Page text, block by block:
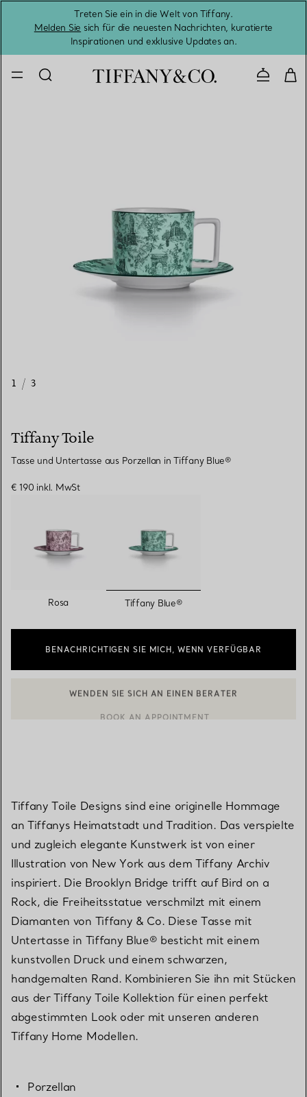
Treten Sie ein in die Welt von Tiffany.
Melden Sie sich für die neuesten Nachrichten, kuratierte
Inspirationen und exklusive Updates an.
1 / 3
Tiffany Toile
Tasse und Untertasse aus Porzellan in Tiffany Blue®
€ 190 inkl. MwSt
Rosa ausgewählt
Tiffany Blue®
BENACHRICHTIGEN SIE MICH, WENN VERFÜGBAR
Tiffany Toile Designs sind eine originelle Hommage
an Tiffanys Heimatstadt und Tradition. Das verspielte
und zugleich elegante Kunstwerk ist von einer
Illustration von New York aus dem Tiffany Archiv
inspiriert. Die Brooklyn Bridge trifft auf Bird on a
Rock, die Freiheitsstatue verschmilzt mit einem
Diamanten von Tiffany & Co. Diese Tasse mit
Untertasse in Tiffany Blue® besticht mit einem
kunstvollen Druck und einem schwarzen,
handgemalten Rand. Kombinieren Sie ihn mit Stücken
aus der Tiffany Toile Kollektion für einen perfekt
abgestimmten Look oder mit unseren anderen
Tiffany Home Modellen.
Porzellan